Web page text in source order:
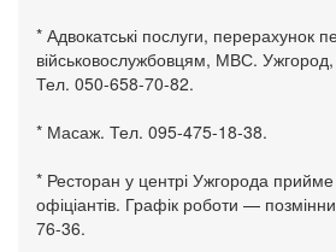
* Адвокатські послуги, перерахунок
військовослужбовцям, МВС.
Тел. 050-658-70-82.
* Масаж. Тел. 095-475-18-38.
* Ресторан у центрі Ужгорода
офіціантів. Графік роботи —
76-36.